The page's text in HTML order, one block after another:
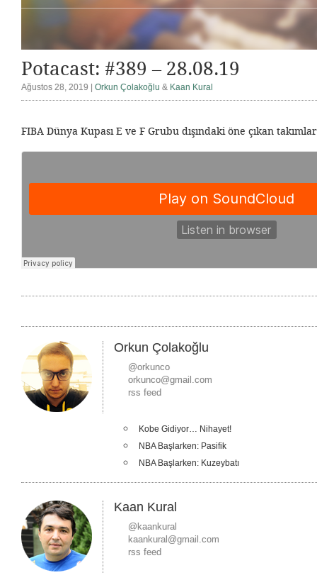
Potacast: #389 – 28.08.19
Ağustos 28, 2019 | Orkun Çolakoğlu & Kaan Kural
FIBA Dünya Kupası E ve F Grubu dışındaki öne çıkan
Orkun Çolakoğlu
@orkunco
orkunco@gmail.com
rss feed
Kobe Gidiyor… Nihayet!
NBA Başlarken: Pasifik
NBA Başlarken: Kuzeybatı
Kaan Kural
@kaankural
kaankural@gmail.com
rss feed